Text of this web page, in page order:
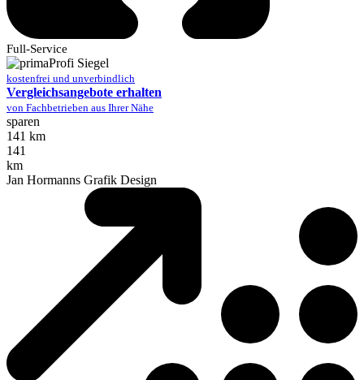
Full-Service
kostenfrei und unverbindlich
Vergleichsangebote erhalten
von Fachbetrieben aus Ihrer Nähe
sparen
141 km
141
km
Jan Hormanns Grafik Design